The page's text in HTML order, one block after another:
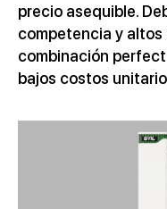
precio asequible.
competencia y
combinación
bajos costos